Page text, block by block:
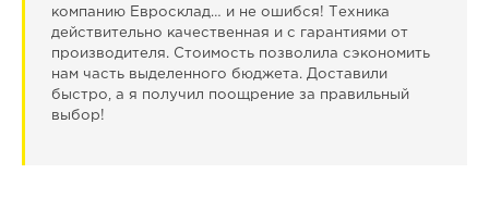
компанию Евросклад… и не ошибся! Техника
действительно качественная и с гарантиями от
производителя. Стоимость позволила сэкономить
нам часть выделенного бюджета. Доставили
быстро, а я получил поощрение за правильный
выбор!